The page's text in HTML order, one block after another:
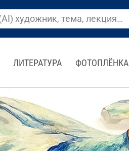
ЛИТЕРАТУРА ФОТОПЛЁНКА